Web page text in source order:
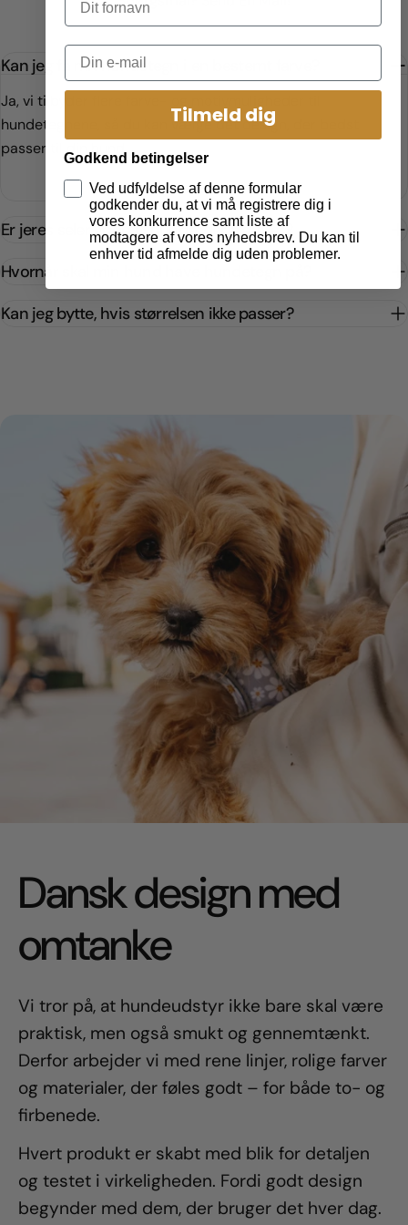
Kan jeg få mit hundetegn i en bestemt farve?
Ja, vi tilbyder flere farve- og motivmuligheder til
hundetegnene, så du kan vælge det design, der bedst
passer til din hund.
Er jeres seler gode til hunde, der trækker?
Hvornår skal min hund have hundetegn på?
Kan jeg bytte, hvis størrelsen ikke passer?
Dansk design med
omtanke
Vi tror på, at hundeudstyr ikke bare skal være
praktisk, men også smukt og gennemtænkt.
Derfor arbejder vi med rene linjer, rolige farver
og materialer, der føles godt – for både to- og
firbenede.
Hvert produkt er skabt med blik for detaljen
og testet i virkeligheden. Fordi godt design
begynder med dem, der bruger det hver dag.
Tilmeld dig
Godkend betingelser
Ved udfyldelse af denne formular
godkender du, at vi må registrere dig i
vores konkurrence samt liste af
modtagere af vores nyhedsbrev. Du kan til
enhver tid afmelde dig uden problemer.